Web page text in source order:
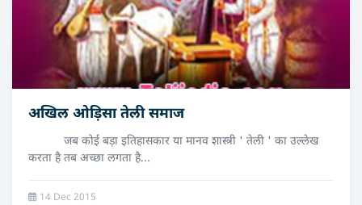
अखिल ओड़िसा तेली समाज
जब कोई बड़ा इतिहासकार या मानव शास्त्री ' तेली ' का उल्लेख
करता है तब अच्छा लगता है...
14 Dec 2015